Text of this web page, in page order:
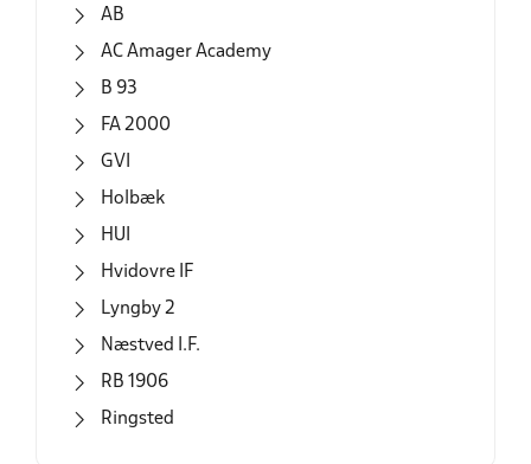
AB
AC Amager Academy
B 93
FA 2000
GVI
Holbæk
HUI
Hvidovre IF
Lyngby 2
Næstved I.F.
RB 1906
Ringsted